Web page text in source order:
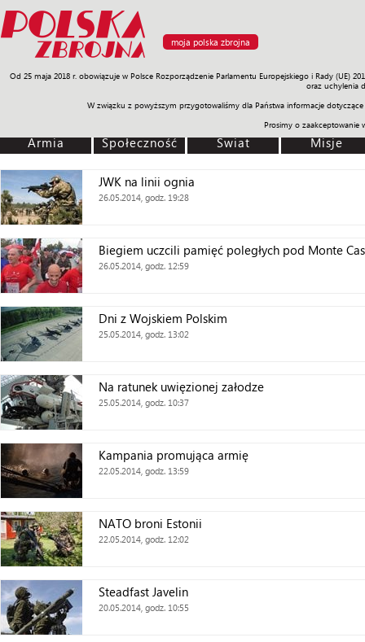
moja polska zbrojna
Od 25 maja 2018 r. obowiązuje w Polsce Rozporządzenie Parlamentu Europejskiego i Rady
oraz uchylenia
W związku z powyższym przygotowaliśmy dla Państwa informacje
Prosimy o
Armia Poligon Sprzęt Misje Polityka Prawo Świat
Armia Społeczność Świat Misje
JWK na linii ognia
26.05.2014, godz. 19:28
Biegiem uczcili pamięć poległych pod Monte
26.05.2014, godz. 12:59
Dni z Wojskiem Polskim
25.05.2014, godz. 13:02
Na ratunek uwięzionej załodze
25.05.2014, godz. 10:37
Kampania promująca armię
22.05.2014, godz. 13:59
NATO broni Estonii
22.05.2014, godz. 12:02
Steadfast Javelin
20.05.2014, godz. 10:55